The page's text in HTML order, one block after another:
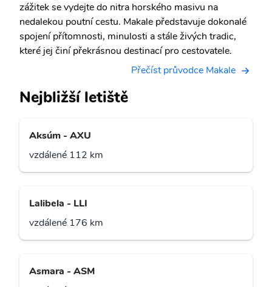
zážitek se vydejte do nitra horského masivu na
nedalekou poutní cestu. Makale představuje dokonalé
spojení přítomnosti, minulosti a stále živých tradic,
které jej činí překrásnou destinací pro cestovatele.
Přečíst průvodce Makale
Nejbližší letiště
Aksúm - AXU
vzdálené 112 km
Lalibela - LLI
vzdálené 176 km
Asmara - ASM